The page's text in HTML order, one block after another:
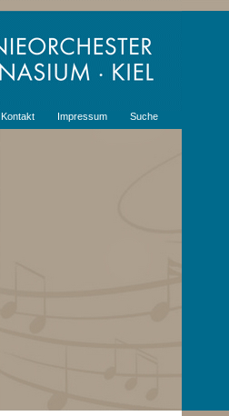
Kontakt Impressum Suche